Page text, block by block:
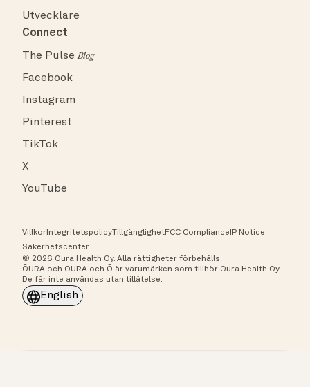
Utvecklare
Connect
The PulseBlog
Facebook
Instagram
Pinterest
TikTok
X
YouTube
VillkorIntegritetspolicy TillgänglighetFCC ComplianceIP Notice
Säkerhetscenter
© 2026 Oura Health Oy. Alla rättigheter förbehålls.
ŌURA och OURA och Ō är varumärken som tillhör Oura Health Oy.
De får inte användas utan tillåtelse.
English